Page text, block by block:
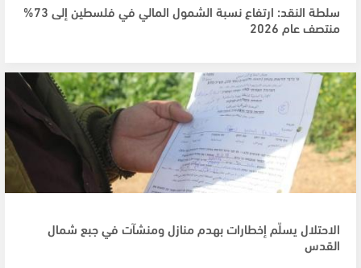
سلطة النقد: ارتفاع نسبة الشمول المالي في فلسطين إلى 73%
منتصف عام 2026
الاحتلال يسلّم إخطارات بهدم منازل ومنشآت في جبع شمال
القدس